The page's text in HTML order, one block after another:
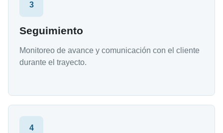
3
Seguimiento
Monitoreo de avance y comunicación con el cliente
durante el trayecto.
4